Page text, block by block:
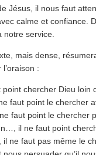
Jésus, il nous faut
calme et confiance.
notre service.
mais dense,
:
point chercher Dieu loin
faut point le chercher
faut point le chercher
il ne faut point
ne faut pas même le